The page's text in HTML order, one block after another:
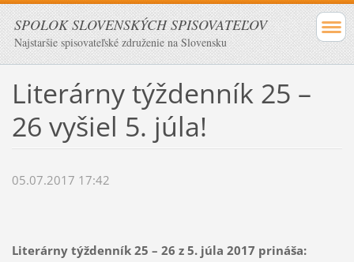
SPOLOK SLOVENSKÝCH SPISOVATEĽOV
Najstaršie spisovateľské združenie na Slovensku
Literárny týždenník 25 –
26 vyšiel 5. júla!
05.07.2017 17:42
Literárny týždenník 25 – 26 z 5. júla 2017 prináša: